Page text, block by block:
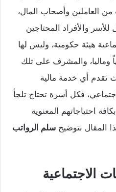
من العاملين وأصحاب المال،
والأفراد المحتاجين
هيئة حكومية، وليس لها
وماليا، والمشرف على تلك
تقدم أي خدمة مالية
فكل أسرة تحتاج تلجأ
احتياجاتهم المعنوية
المقال بتوضيح سلم الرواتب
الاجتماعية